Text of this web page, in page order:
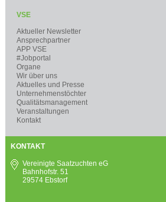
VSE
Aktueller Newsletter
Ansprechpartner
APP VSE
#Jobportal
Organe
Wir über uns
Aktuelles und Presse
Unternehmenstöchter
Qualitätsmanagement
Veranstaltungen
Kontakt
KONTAKT
Vereinigte Saatzuchten eG
Bahnhofstr. 51
29574 Ebstorf